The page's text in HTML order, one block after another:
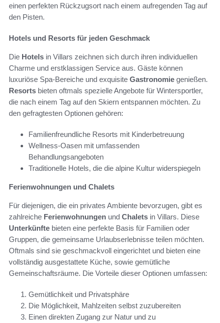
einen perfekten Rückzugsort nach einem aufregenden Tag auf
den Pisten.
Hotels und Resorts für jeden Geschmack
Die Hotels in Villars zeichnen sich durch ihren individuellen
Charme und erstklassigen Service aus. Gäste können
luxuriöse Spa-Bereiche und exquisite Gastronomie genießen.
Resorts bieten oftmals spezielle Angebote für Wintersportler,
die nach einem Tag auf den Skiern entspannen möchten. Zu
den gefragtesten Optionen gehören:
Familienfreundliche Resorts mit Kinderbetreuung
Wellness-Oasen mit umfassenden
Behandlungsangeboten
Traditionelle Hotels, die die alpine Kultur widerspiegeln
Ferienwohnungen und Chalets
Für diejenigen, die ein privates Ambiente bevorzugen, gibt es
zahlreiche Ferienwohnungen und Chalets in Villars. Diese
Unterkünfte bieten eine perfekte Basis für Familien oder
Gruppen, die gemeinsame Urlaubserlebnisse teilen möchten.
Oftmals sind sie geschmackvoll eingerichtet und bieten eine
vollständig ausgestattete Küche, sowie gemütliche
Gemeinschaftsräume. Die Vorteile dieser Optionen umfassen:
Gemütlichkeit und Privatsphäre
Die Möglichkeit, Mahlzeiten selbst zuzubereiten
Einen direkten Zugang zur Natur und zu